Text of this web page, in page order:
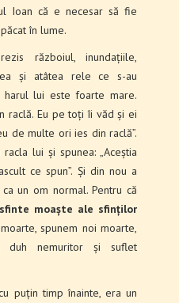
Ioan că e necesar să fie
în lume.
războiul, inundațiile,
și atâtea rele ce s-au
harul lui este foarte mare.
raclă. Eu pe toți îi văd și ei
de multe ori ies din raclă”.
lui și spunea: „Aceștia
ce spun”. Și din nou a
un om normal. Pentru că
moaște ale sfinților
spunem noi moarte,
duh nemuritor și suflet
puțin timp înainte, era un